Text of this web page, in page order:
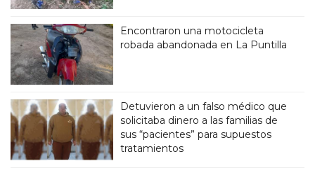
Encontraron una motocicleta
robada abandonada en La Puntilla
Detuvieron a un falso médico que
solicitaba dinero a las familias de
sus “pacientes” para supuestos
tratamientos